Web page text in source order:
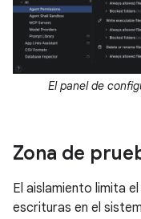
El panel de
Zona de
El aislamiento limita
escrituras en el